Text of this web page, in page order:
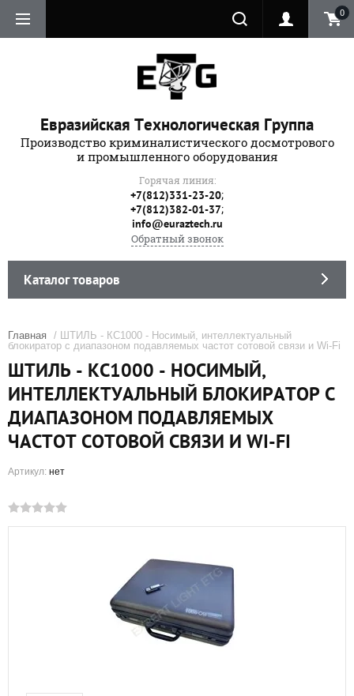
0
Евразийская Технологическая Группа
Производство криминалистического досмотрового
и промышленного оборудования
Горячая линия:
+7(812)331-23-20;
+7(812)382-01-37;
info@euraztech.ru
Обратный звонок
Каталог товаров
Главная
/ ШТИЛЬ - КС1000 - Носимый, интеллектуальный
блокиратор с диапазоном подавляемых частот сотовой связи и Wi-Fi
ШТИЛЬ - КС1000 - НОСИМЫЙ,
ИНТЕЛЛЕКТУАЛЬНЫЙ БЛОКИРАТОР С
ДИАПАЗОНОМ ПОДАВЛЯЕМЫХ
ЧАСТОТ СОТОВОЙ СВЯЗИ И WI-FI
Артикул: нет